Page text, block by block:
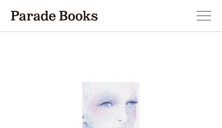
新刊・近刊のお知らせ